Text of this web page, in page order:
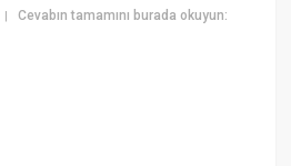
|Cevabın tamamını burada okuyun: